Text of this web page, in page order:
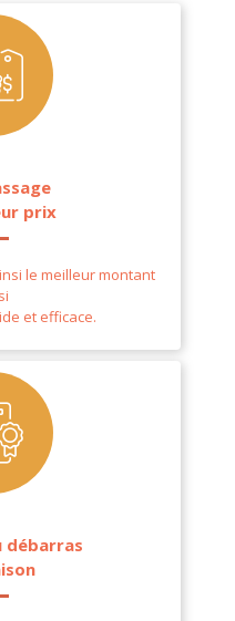
prix
le meilleur montant
et efficace.
débarras